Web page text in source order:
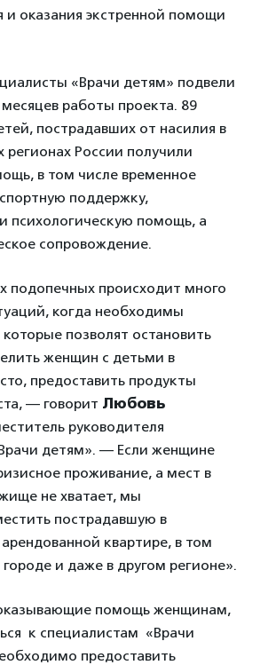
и оказания экстренной помощи
«Врачи детям» подвели
работы проекта. 89
пострадавших от насилия в
регионах России получили
в том числе временное
поддержку,
психологическую помощь, а
сопровождение.
подопечных происходит много
когда необходимы
позволят остановить
женщин с детьми в
предоставить продукты
— говорит Любовь
руководителя
детям». — Если женщине
проживание, а мест в
не хватает, мы
пострадавшую в
квартире, в том
городе и даже в другом регионе».
помощь женщинам,
к специалистам «Врачи
предоставить